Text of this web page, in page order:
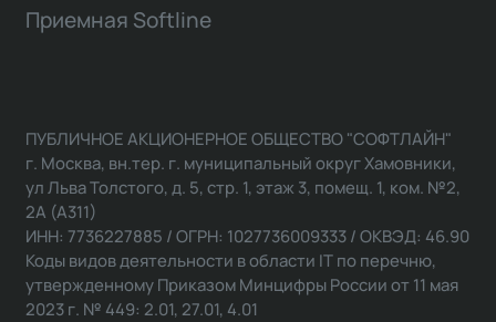
Приемная Softline
ПУБЛИЧНОЕ АКЦИОНЕРНОЕ ОБЩЕСТВО "СОФТЛАЙН"
г. Москва, вн.тер. г. муниципальный округ Хамовники,
ул Льва Толстого, д. 5, стр. 1, этаж 3, помещ. 1, ком. №2,
2А (А311)
ИНН: 7736227885 / ОГРН: 1027736009333 / ОКВЭД: 46.90
Коды видов деятельности в области IT по перечню,
утвержденному Приказом Минцифры России от 11 мая
2023 г. № 449: 2.01, 27.01, 4.01